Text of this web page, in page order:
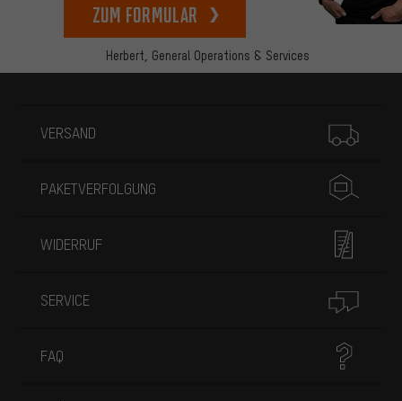
Herbert, General Operations & Services
zum Formular
VERSAND
PAKETVERFOLGUNG
WIDERRUF
SERVICE
FAQ